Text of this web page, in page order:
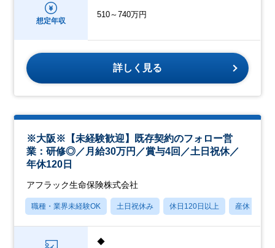
想定年収
510～740万円
詳しく見る
※大阪※【未経験歓迎】既存契約のフォロー営
業：研修◎／月給30万円／賞与4回／土日祝休／
年休120日
アフラック生命保険株式会社
職種・業界未経験OK 土日祝休み 休日120日以上 産休・育休
◆